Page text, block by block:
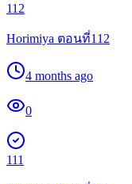
112
Horimiya ตอนที่112
4 months ago
0
111